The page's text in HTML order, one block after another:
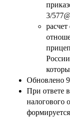
3/
Обновлено 9
При ответе
налогового